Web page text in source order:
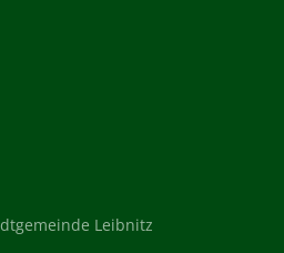
Leibnitz